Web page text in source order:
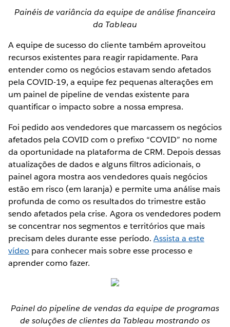
Painéis de variância da equipe de análise financeira
da Tableau
A equipe de sucesso do cliente também aproveitou
recursos existentes para reagir rapidamente. Para
entender como os negócios estavam sendo afetados
pela COVID-19, a equipe fez pequenas alterações em
um painel de pipeline de vendas existente para
quantificar o impacto sobre a nossa empresa.
Foi pedido aos vendedores que marcassem os negócios
afetados pela COVID com o prefixo “COVID” no nome
da oportunidade na plataforma de CRM. Depois dessas
atualizações de dados e alguns filtros adicionais, o
painel agora mostra aos vendedores quais negócios
estão em risco (em laranja) e permite uma análise mais
profunda de como os resultados do trimestre estão
sendo afetados pela crise. Agora os vendedores podem
se concentrar nos segmentos e territórios que mais
precisam deles durante esse período. Assista a este
vídeo para conhecer mais sobre esse processo e
aprender como fazer.
Painel do pipeline de vendas da equipe de programas
de soluções de clientes da Tableau mostrando os